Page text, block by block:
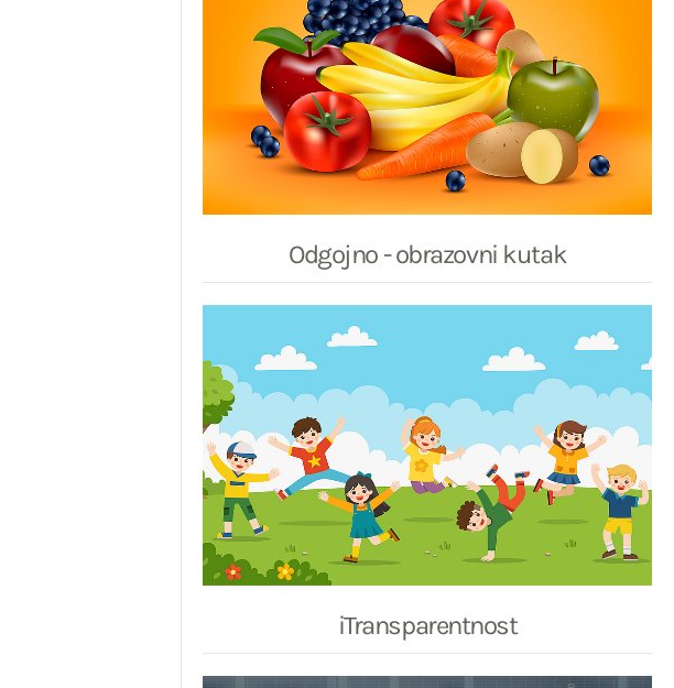
Odgojno - obrazovni kutak
iTransparentnost